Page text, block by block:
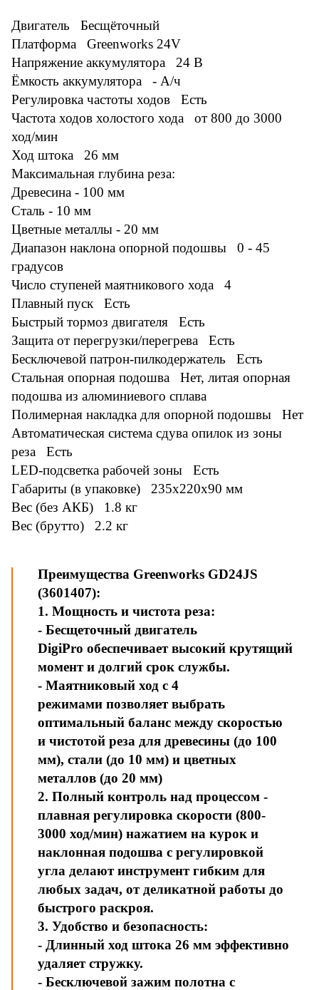
Двигатель Бесщёточный
Платформа Greenworks 24V
Напряжение аккумулятора 24 В
Ёмкость аккумулятора - А/ч
Регулировка частоты ходов Есть
Частота ходов холостого хода от 800 до 3000
ход/мин
Ход штока 26 мм
Максимальная глубина реза:
Древесина - 100 мм
Сталь - 10 мм
Цветные металлы - 20 мм
Диапазон наклона опорной подошвы 0 - 45
градусов
Число ступеней маятникового хода 4
Плавный пуск Есть
Быстрый тормоз двигателя Есть
Защита от перегрузки/перегрева Есть
Бесключевой патрон-пилкодержатель Есть
Стальная опорная подошва Нет, литая опорная
подошва из алюминиевого сплава
Полимерная накладка для опорной подошвы Нет
Автоматическая система сдува опилок из зоны
реза Есть
LED-подсветка рабочей зоны Есть
Габариты (в упаковке) 235x220x90 мм
Вес (без АКБ) 1.8 кг
Вес (брутто) 2.2 кг
Преимущества Greenworks GD24JS
(3601407):
1. Мощность и чистота реза:
- Бесщеточный двигатель
DigiPro обеспечивает высокий крутящий
момент и долгий срок службы.
- Маятниковый ход с 4
режимами позволяет выбрать
оптимальный баланс между скоростью
и чистотой реза для древесины (до 100
мм), стали (до 10 мм) и цветных
металлов (до 20 мм)
2. Полный контроль над процессом -
плавная регулировка скорости (800-
3000 ход/мин) нажатием на курок и
наклонная подошва с регулировкой
угла делают инструмент гибким для
любых задач, от деликатной работы до
быстрого раскроя.
3. Удобство и безопасность:
- Длинный ход штока 26 мм эффективно
удаляет стружку.
- Бесключевой зажим полотна с